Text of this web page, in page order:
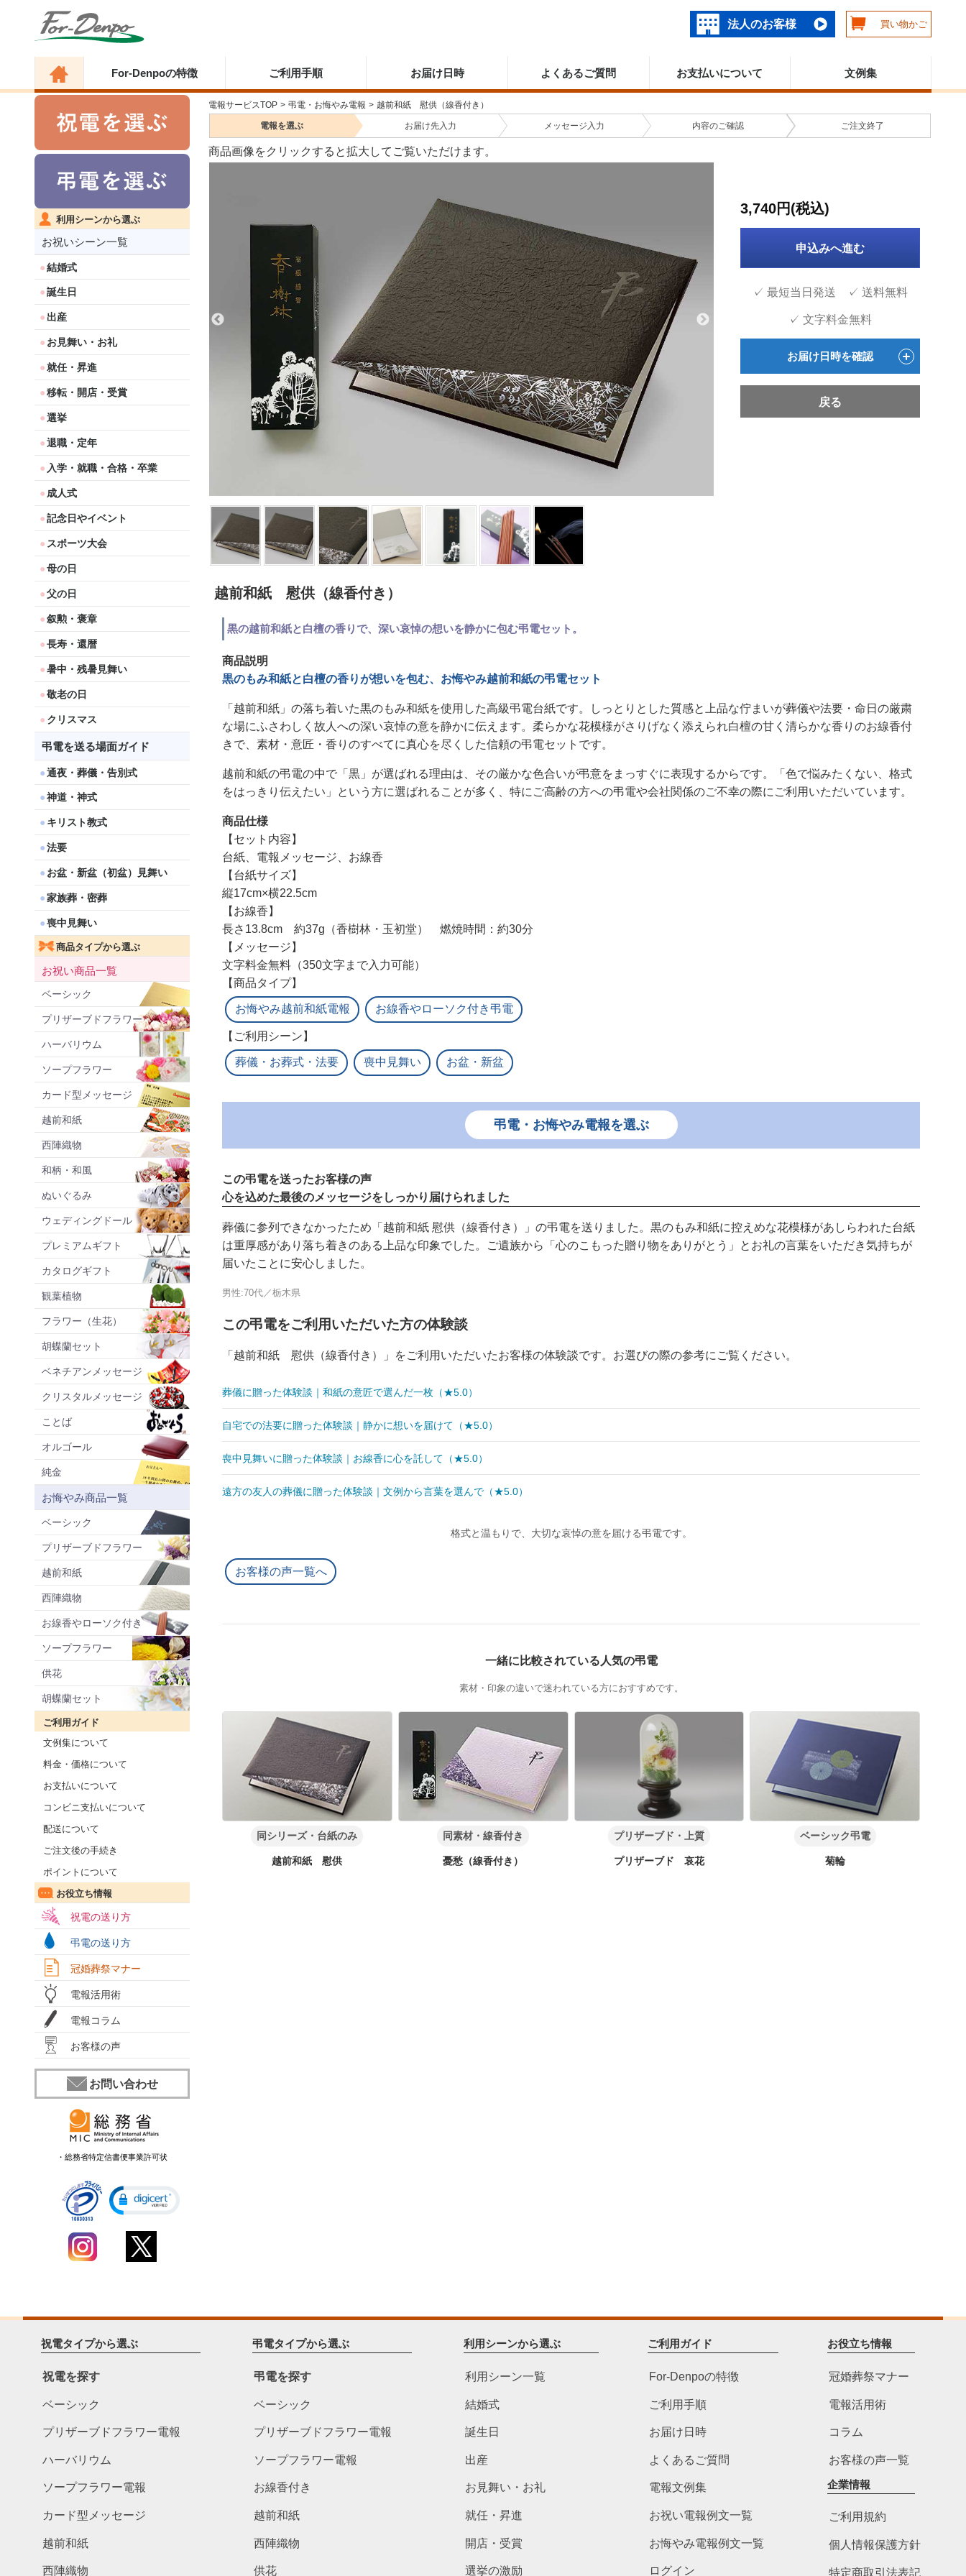
法人のお客様 買い物かご
For-Denpoの特徴 ご利用手順 お届け日時 よくあるご質問 お支払いについて 文例集
利用シーンから選ぶ
お祝いシーン一覧
結婚式
誕生日
出産
お見舞い・お礼
就任・昇進
移転・開店・受賞
選挙
退職・定年
入学・就職・合格・卒業
成人式
記念日やイベント
スポーツ大会
母の日
父の日
叙勲・褒章
長寿・還暦
暑中・残暑見舞い
敬老の日
クリスマス
弔電を送る場面ガイド
通夜・葬儀・告別式
神道・神式
キリスト教式
法要
お盆・新盆（初盆）見舞い
家族葬・密葬
喪中見舞い
商品タイプから選ぶ
お祝い商品一覧
ベーシック
プリザーブドフラワー
ハーバリウム
ソープフラワー
カード型メッセージ
越前和紙
西陣織物
和柄・和風
ぬいぐるみ
ウェディングドール
プレミアムギフト
カタログギフト
観葉植物
フラワー（生花）
胡蝶蘭セット
ベネチアンメッセージ
クリスタルメッセージ
ことば
オルゴール
純金
お悔やみ商品一覧
ベーシック
プリザーブドフラワー
越前和紙
西陣織物
お線香やローソク付き
ソープフラワー
供花
胡蝶蘭セット
ご利用ガイド
文例集について
料金・価格について
お支払いについて
コンビニ支払いについて
配送について
ご注文後の手続き
ポイントについて
お役立ち情報
祝電の送り方
弔電の送り方
冠婚葬祭マナー
電報活用術
電報コラム
お客様の声
お問い合わせ
・総務省特定信書便事業許可状
電報サービスTOP > 弔電・お悔やみ電報 > 越前和紙 慰供（線香付き）
電報を選ぶ お届け先入力 メッセージ 入力 内容の ご確認 ご注文終了
商品画像をクリックすると拡大してご覧いただけます。
越前和紙 慰供（線香付き）
黒の越前和紙と白檀の香りで、深い哀悼の想いを静かに包む弔電セット。
商品説明
黒のもみ和紙と白檀の香りが想いを包む、お悔やみ越前和紙の弔電セット
「越前和紙」の落ち着いた黒のもみ和紙を使用した高級弔電台紙です。しっとりとした質感と上品な佇まいが葬儀や法要・命日の厳粛
な場にふさわしく故人への深い哀悼の意を静かに伝えます。柔らかな花模様がさりげなく添えられ白檀の甘く清らかな香りのお線香付
きで、素材・意匠・香りのすべてに真心を尽くした信頼の弔電セットです。
越前和紙の弔電の中で「黒」が選ばれる理由は、その厳かな色合いが弔意をまっすぐに表現するからです。「色で悩みたくない、格式
をはっきり伝えたい」という方に選ばれることが多く、特にご高齢の方への弔電や会社関係のご不幸の際にご利用いただいています。
商品仕様
【セット内容】
台紙、電報メッセージ、お線香
【台紙サイズ】
縦17cm×横22.5cm
【お線香】
長さ13.8cm 約37g（香樹林・玉初堂） 燃焼時間：約30分
【メッセージ】
文字料金無料（350文字まで入力可能）
【商品タイプ】
お悔やみ越前和紙電報 お線香やローソク付き弔電
【ご利用シーン】
葬儀・お葬式・法要 喪中見舞い お盆・新盆
弔電・お悔やみ電報を選ぶ
この弔電を送ったお客様の声
心を込めた最後のメッセージをしっかり届けられました
葬儀に参列できなかったため「越前和紙 慰供（線香付き）」の弔電を送りました。黒のもみ和紙に控えめな花模様があしらわれた台紙
は重厚感があり落ち着きのある上品な印象でした。ご遺族から「心のこもった贈り物をありがとう」とお礼の言葉をいただき気持ちが
届いたことに安心しました。
男性:70代／栃木県
この弔電をご利用いただいた方の体験談
「越前和紙 慰供（線香付き）」をご利用いただいたお客様の体験談です。お選びの際の参考にご覧ください。
葬儀に贈った体験談｜和紙の意匠で選んだ一枚（★5.0）
自宅での法要に贈った体験談｜静かに想いを届けて（★5.0）
喪中見舞いに贈った体験談｜お線香に心を託して（★5.0）
遠方の友人の葬儀に贈った体験談｜文例から言葉を選んで（★5.0）
格式と温もりで、大切な哀悼の意を届ける弔電です。
お客様の声一覧へ
一緒に比較されている人気の弔電
素材・印象の違いで迷われている方におすすめです。
同シリーズ・台紙のみ
越前和紙 慰供
同素材・線香付き
憂愁（線香付き）
プリザーブド・上質
プリザーブド 哀花
ベーシック弔電
菊輪
3,740円(税込)
申込みへ進む
✓ 最短当日発送 ✓ 送料無料
✓ 文字料金無料
お届け日時を確認
戻る
祝電タイプから選ぶ
祝電を探す
ベーシック
プリザーブドフラワー電報
ハーバリウム
ソープフラワー電報
カード型メッセージ
越前和紙
西陣織物
弔電タイプから選ぶ
弔電を探す
ベーシック
プリザーブドフラワー電報
ソープフラワー電報
お線香付き
越前和紙
西陣織物
供花
利用シーンから選ぶ
利用シーン一覧
結婚式
誕生日
出産
お見舞い・お礼
就任・昇進
開店・受賞
選挙の激励
ご利用ガイド
For-Denpoの特徴
ご利用手順
お届け日時
よくあるご質問
電報文例集
お祝い電報例文一覧
お悔やみ電報例文一覧
ログイン
お役立ち情報
冠婚葬祭マナー
電報活用術
コラム
お客様の声一覧
企業情報
ご利用規約
個人情報保護方針
特定商取引法表記